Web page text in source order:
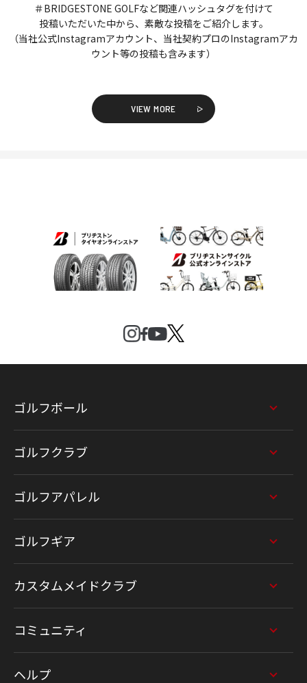
＃BRIDGESTONE GOLFなど関連ハッシュタグを付けて
投稿いただいた中から、素敵な投稿をご紹介します。
（当社公式Instagramアカウント、当社契約プロのInstagramアカ
ウント等の投稿も含みます）
VIEW MORE
ゴルフボール
ゴルフクラブ
ゴルフアパレル
ゴルフギア
カスタムメイドクラブ
コミュニティ
ヘルプ